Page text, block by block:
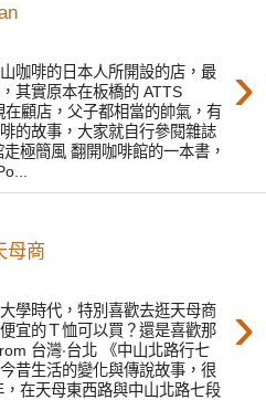
›
咖啡的日本人所開設的店，最
其實原本在板橋的 ATTS
顧店，父子都相當的帥氣，有
的故事，大家就自行參閱雜誌
極簡風 翻開咖啡館的一本書，
母商
›
學時代，特別喜歡去逛天母商
宜的Ｔ恤可以買？還是喜歡那
台灣‧台北 《中山北路行七
昔生活的變化與傳說故事，很
在天母東西路與中山北路七段